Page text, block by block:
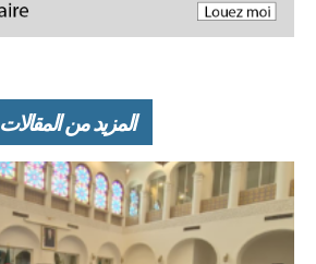
المزيد من المقالات